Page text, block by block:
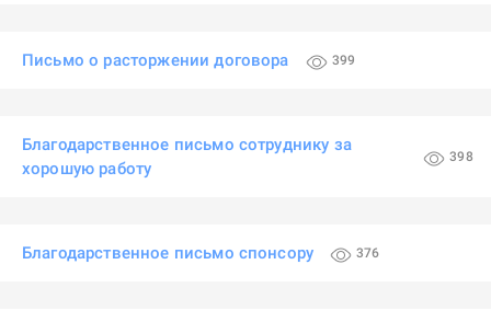
Письмо о расторжении договора 399
Благодарственное письмо сотруднику за
хорошую работу
398
Благодарственное письмо спонсору 376